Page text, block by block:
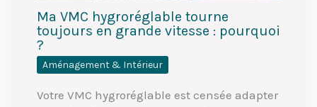
Ma VMC hygroréglable tourne
toujours en grande vitesse : pourquoi
?
Aménagement & Intérieur
Votre VMC hygroréglable est censée adapter